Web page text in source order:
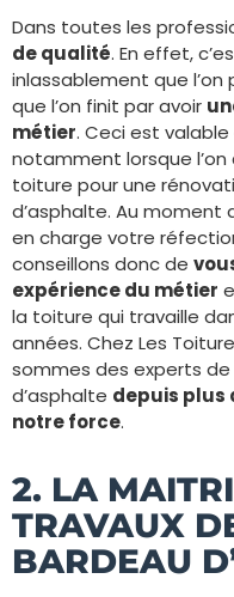
Dans toutes les
de qualité. En effet,
inlassablement que
que l’on finit par avoir
métier. Ceci est
notamment lorsque
toiture pour une
d’asphalte. Au moment
en charge votre
conseillons donc de
expérience du métier
la toiture qui travaille
années. Chez Les
sommes des experts
d’asphalte depuis plus
notre force.
2. LA
TRAVAUX
BARDEAU